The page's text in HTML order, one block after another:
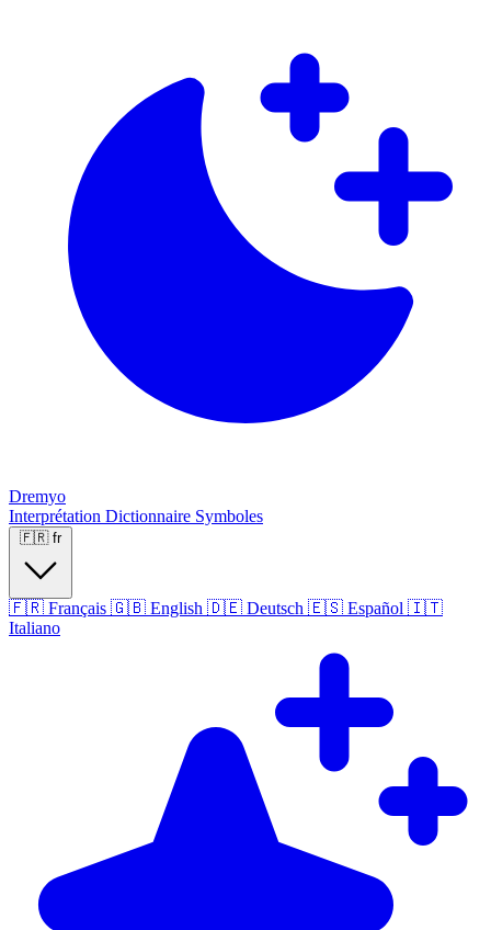
Dremyo
Interprétation Dictionnaire Symboles
🇫🇷 fr
🇫🇷 Français 🇬🇧 English 🇩🇪 Deutsch 🇪🇸 Español 🇮🇹
Italiano